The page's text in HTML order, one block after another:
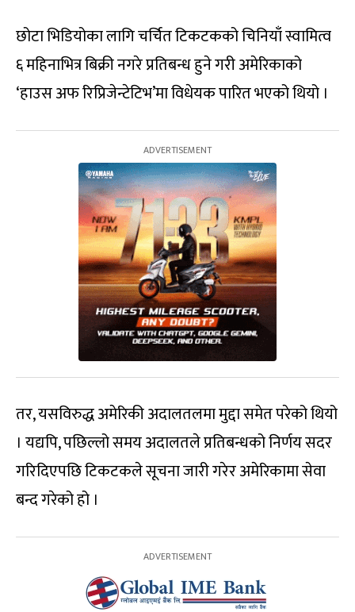
छोटा भिडियोका लागि चर्चित टिकटकको चिनियाँ स्वामित्व
६ महिनाभित्र बिक्री नगरे प्रतिबन्ध हुने गरी अमेरिकाको
‘हाउस अफ रिप्रिजेन्टेटिभ’मा विधेयक पारित भएको थियो ।
तर, यसविरुद्ध अमेरिकी अदालतलमा मुद्दा समेत परेको थियो
। यद्यपि, पछिल्लो समय अदालतले प्रतिबन्धको निर्णय सदर
गरिदिएपछि टिकटकले सूचना जारी गरेर अमेरिकामा सेवा
बन्द गरेको हो ।